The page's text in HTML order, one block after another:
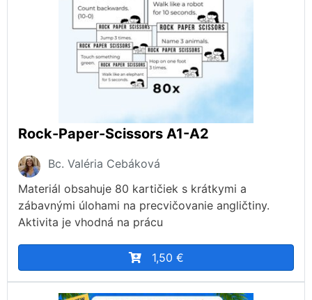
Rock-Paper-Scissors A1-A2
Bc. Valéria Cebáková
Materiál obsahuje 80 kartičiek s krátkymi a
zábavnými úlohami na precvičovanie angličtiny.
Aktivita je vhodná na prácu
1,50 €